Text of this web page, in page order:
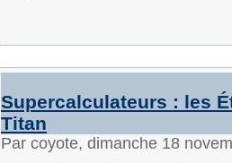
Supercalculateurs : les
Titan
Par coyote, dimanche 18